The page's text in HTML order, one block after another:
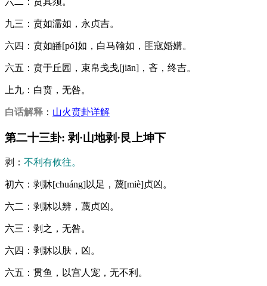
九三：贲如濡如，永贞吉。
六四：贲如皤[pó]如，白马翰如，匪寇婚媾。
六五：贲于丘园，束帛戋戋[jiān]，吝，终吉。
上九：白贲，无咎。
白话解释 ： 山火贲卦详解
第二十三卦: 剥·山地剥·艮上坤下
剥： 不利有攸往。
初六：剥牀[chuáng]以足，蔑[miè]贞凶。
六二：剥牀以辨，蔑贞凶。
六三：剥之，无咎。
六四：剥牀以肤，凶。
六五：贯鱼，以宫人宠，无不利。